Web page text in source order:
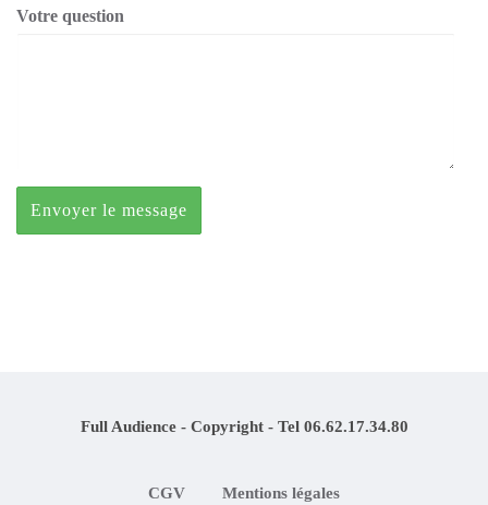
Votre question
Full Audience - Copyright - Tel 06.62.17.34.80
CGV Mentions légales